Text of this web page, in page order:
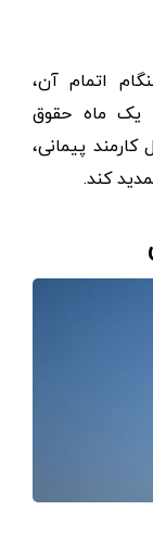
اتمام آن،
یک ماه حقوق
پیمانی،
کند.